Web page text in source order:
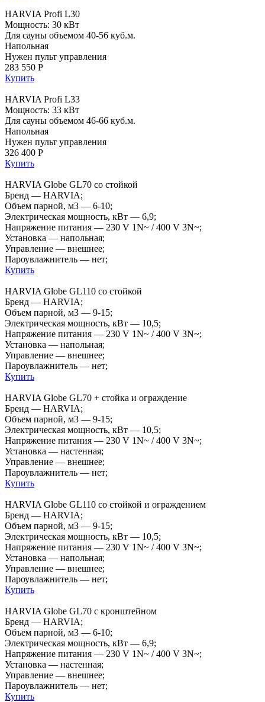
HARVIA Profi L30
Мощность: 30 кВт
Для сауны объемом 40-56 куб.м.
Напольная
Нужен пульт управления
283 550 Р
Купить
HARVIA Profi L33
Мощность: 33 кВт
Для сауны объемом 46-66 куб.м.
Напольная
Нужен пульт управления
326 400 Р
Купить
HARVIA Globe GL70 со стойкой
Бренд — HARVIA;
Объем парной, м3 — 6-10;
Электрическая мощность, кВт — 6,9;
Напряжение питания — 230 V 1N~ / 400 V 3N~;
Установка — напольная;
Управление — внешнее;
Пароувлажнитель — нет;
Купить
HARVIA Globe GL110 со стойкой
Бренд — HARVIA;
Объем парной, м3 — 9-15;
Электрическая мощность, кВт — 10,5;
Напряжение питания — 230 V 1N~ / 400 V 3N~;
Установка — напольная;
Управление — внешнее;
Пароувлажнитель — нет;
Купить
HARVIA Globe GL70 + стойка и ограждение
Бренд — HARVIA;
Объем парной, м3 — 9-15;
Электрическая мощность, кВт — 10,5;
Напряжение питания — 230 V 1N~ / 400 V 3N~;
Установка — настенная;
Управление — внешнее;
Пароувлажнитель — нет;
Купить
HARVIA Globe GL110 со стойкой и ограждением
Бренд — HARVIA;
Объем парной, м3 — 9-15;
Электрическая мощность, кВт — 10,5;
Напряжение питания — 230 V 1N~ / 400 V 3N~;
Установка — напольная;
Управление — внешнее;
Пароувлажнитель — нет;
Купить
HARVIA Globe GL70 с кронштейном
Бренд — HARVIA;
Объем парной, м3 — 6-10;
Электрическая мощность, кВт — 6,9;
Напряжение питания — 230 V 1N~ / 400 V 3N~;
Установка — настенная;
Управление — внешнее;
Пароувлажнитель — нет;
Купить